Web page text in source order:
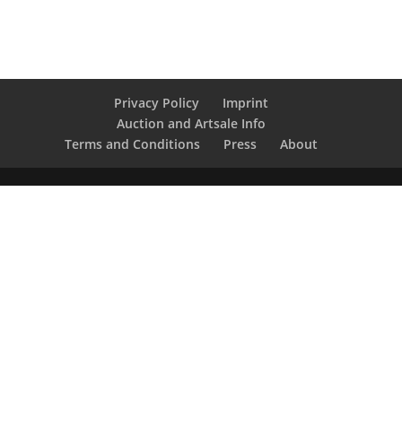
Privacy Policy
Imprint
Auction and Artsale Info
Terms and Conditions
Press About